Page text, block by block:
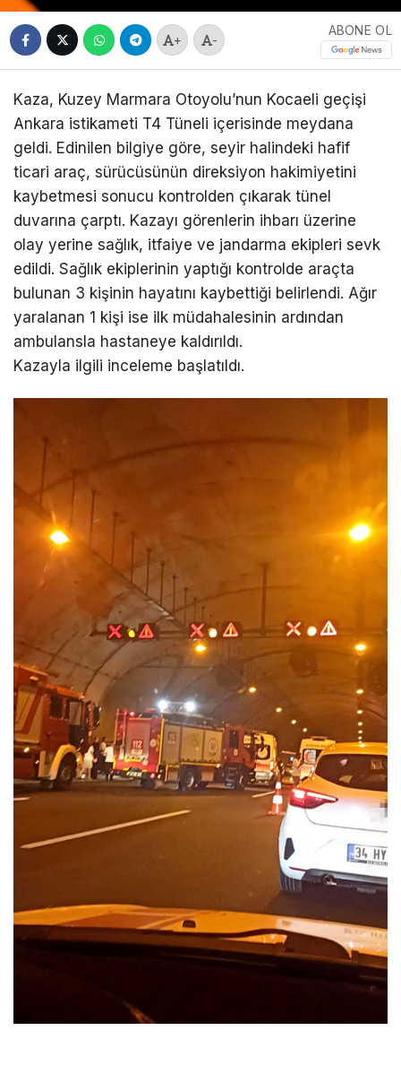
+ -
ABONE OL
Kaza, Kuzey Marmara Otoyolu’nun Kocaeli geçişi
Ankara istikameti T4 Tüneli içerisinde meydana
geldi. Edinilen bilgiye göre, seyir halindeki hafif
ticari araç, sürücüsünün direksiyon hakimiyetini
kaybetmesi sonucu kontrolden çıkarak tünel
duvarına çarptı. Kazayı görenlerin ihbarı üzerine
olay yerine sağlık, itfaiye ve jandarma ekipleri sevk
edildi. Sağlık ekiplerinin yaptığı kontrolde araçta
bulunan 3 kişinin hayatını kaybettiği belirlendi. Ağır
yaralanan 1 kişi ise ilk müdahalesinin ardından
ambulansla hastaneye kaldırıldı.
Kazayla ilgili inceleme başlatıldı.